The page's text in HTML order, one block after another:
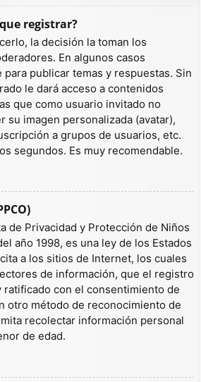
registrar?
la decisión la toman los
En algunos casos
publicar temas y respuestas. Sin
le dará acceso a contenidos
que como usuario invitado no
su imagen personalizada (avatar),
a grupos de usuarios, etc.
segundos. Es muy recomendable.
de Privacidad y Protección de Niños
año 1998, es una ley de los Estados
a los sitios de Internet, los cuales
de información, que el registro
con el consentimiento de
otro método de reconocimiento de
recolectar información personal
de edad.